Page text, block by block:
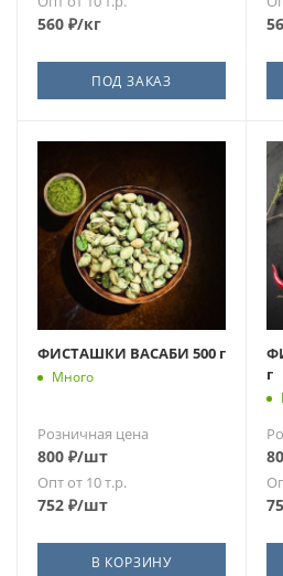
560 ₽/кг
ПОД ЗАКАЗ
ФИСТАШКИ ВАСАБИ 500 г
Много
Розничная цена
800 ₽/шт
Опт от 10 т.р.
752 ₽/шт
В КОРЗИНУ
г